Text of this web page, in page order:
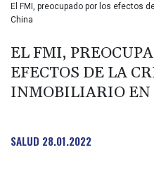
El FMI, preocupado por los efectos
China
EL FMI,
EFECTOS DE LA
INMOBILIARIO
SALUD 28.01.2022